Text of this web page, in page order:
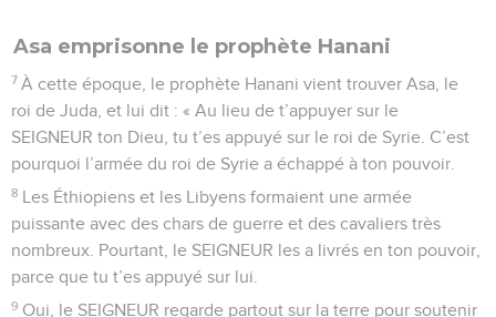
Asa emprisonne le prophète Hanani
7 À cette époque, le prophète Hanani vient trouver Asa, le
roi de Juda, et lui dit : « Au lieu de t’appuyer sur le
SEIGNEUR ton Dieu, tu t’es appuyé sur le roi de Syrie. C’est
pourquoi l’armée du roi de Syrie a échappé à ton pouvoir.
8 Les Éthiopiens et les Libyens formaient une armée
puissante avec des chars de guerre et des cavaliers très
nombreux. Pourtant, le SEIGNEUR les a livrés en ton pouvoir,
parce que tu t’es appuyé sur lui.
9 Oui, le SEIGNEUR regarde partout sur la terre pour soutenir